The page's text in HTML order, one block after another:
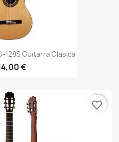
128S Guitarra Clasica
€
favorite_border